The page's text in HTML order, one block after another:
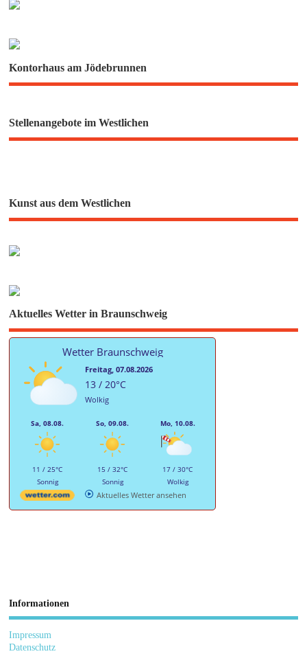
Kontorhaus am Jödebrunnen
Stellenangebote im Westlichen
Kunst aus dem Westlichen
Aktuelles Wetter in Braunschweig
Wetter Braunschweig
Freitag, 07.08.2026
13 / 20°C
Wolkig
Sa, 08.08.
11 / 25°C
Sonnig
So, 09.08.
15 / 32°C
Sonnig
Mo, 10.08.
17 / 30°C
Wolkig
Aktuelles Wetter ansehen
Informationen
Impressum
Datenschutz